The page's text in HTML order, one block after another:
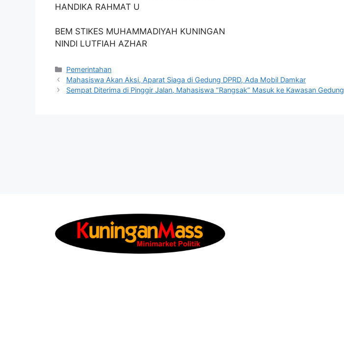
HANDIKA RAHMAT U
BEM STIKES MUHAMMADIYAH KUNINGAN
NINDI LUTFIAH AZHAR
Kategori
Pemerintahan
Mahasiswa Akan Aksi, Aparat Siaga di Gedung DPRD, Ada Mobil Damkar
Sempat Diterima di Pinggir Jalan, Mahasiswa “Rangsak” Masuk ke Kawasan Gedung